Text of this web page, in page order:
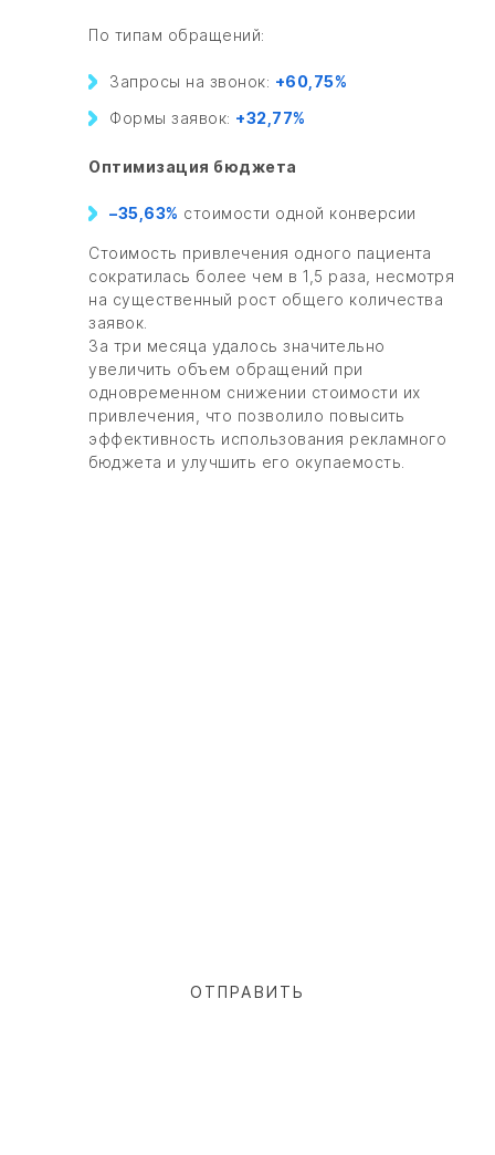
По типам обращений:
Запросы на звонок: +60,75%
Формы заявок: +32,77%
Оптимизация бюджета
–35,63% стоимости одной конверсии
Стоимость привлечения одного пациента
сократилась более чем в 1,5 раза, несмотря
на существенный рост общего количества
заявок.
За три месяца удалось значительно
увеличить объем обращений при
одновременном снижении стоимости их
привлечения, что позволило повысить
эффективность использования рекламного
бюджета и улучшить его окупаемость.